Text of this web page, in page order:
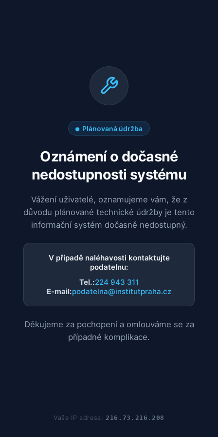
Plánovaná údržba
Oznámení o dočasné
nedostupnosti systému
Vážení uživatelé, oznamujeme vám, že z
důvodu plánované technické údržby je tento
informační systém dočasně nedostupný.
V případě naléhavosti kontaktujte
podatelnu:
Tel.:224 943 311
E-mail:podatelna@institutpraha.cz
Děkujeme za pochopení a omlouváme se za
případné komplikace.
Vaše IP adresa:216.73.216.208